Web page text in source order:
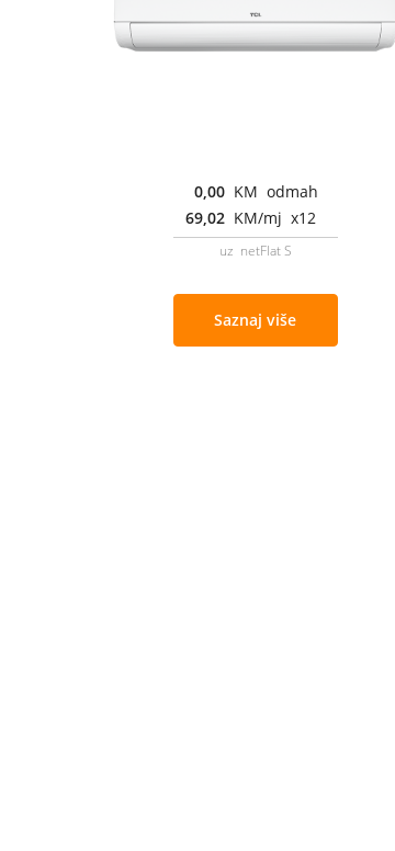
0,00 KM odmah
69,02 KM/mj x12
uz netFlat S
Saznaj više